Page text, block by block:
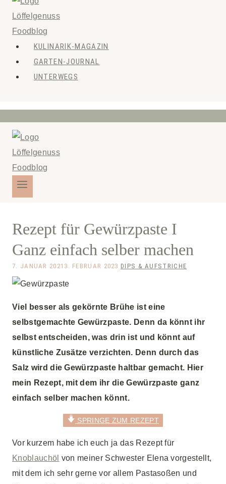
KULINARIK-MAGAZIN
GARTEN-JOURNAL
UNTERWEGS
Rezept für Gewürzpaste I
Ganz einfach selber machen
7. JANUAR 2021 3. FEBRUAR 2023 DIPS & AUFSTRICHE
Viel besser als gekörnte Brühe ist eine
selbstgemachte Gewürzpaste. Denn da könnt ihr
selbst entscheiden, was drin ist und könnt auf
künstliche Zusätze verzichten. Denn durch das
Salz wird die Gewürzpaste haltbar gemacht. Hier
mein Rezept, mit dem ihr die Gewürzpaste ganz
einfach selber machen könnt.
SPRINGE ZUM REZEPT
Vor kurzem habe ich euch ja das Rezept für
Knoblauchöl von meiner Schwester Elena vorgestellt,
mit dem ich sehr gerne vor allem Pastasoßen und